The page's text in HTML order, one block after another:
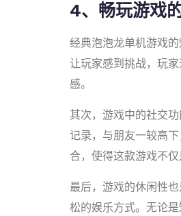
4、畅玩游戏
经典泡泡龙单机游戏
让玩家感到挑战，玩
感。
其次，游戏中的社交
记录，与朋友一较高
合，使得这款游戏不
最后，游戏的休闲性
松的娱乐方式。无论